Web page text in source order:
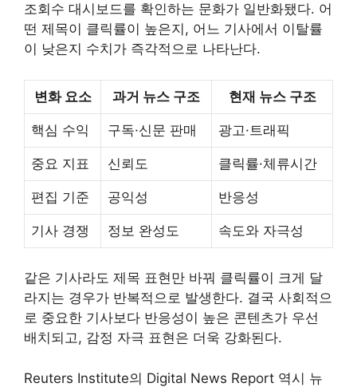
조회수 대시보드를 확인하는 문화가 일반화됐다. 어
떤 제목이 클릭률이 높은지, 어느 기사에서 이탈률
이 낮은지 수치가 즉각적으로 나타난다.
변화 요소 과거 뉴스 구조 현재 뉴스 구조
핵심 수익 구독·신문 판매 광고·트래픽
중요 지표 신뢰도 클릭률·체류시간
편집 기준 공익성 반응성
기사 경쟁 정보 완성도 속도와 자극성
같은 기사라도 제목 표현만 바꿔 클릭률이 크게 달
라지는 경우가 반복적으로 발생한다. 결국 사회적으
로 중요한 기사보다 반응성이 높은 콘텐츠가 우선
배치되고, 감정 자극 표현은 더욱 강화된다.
Reuters Institute의 Digital News Report 역시 뉴